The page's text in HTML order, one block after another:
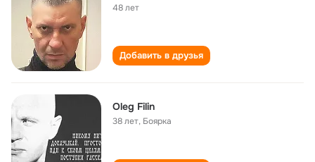
48 лет
Добавить в друзья
Oleg Filin
38 лет, Боярка